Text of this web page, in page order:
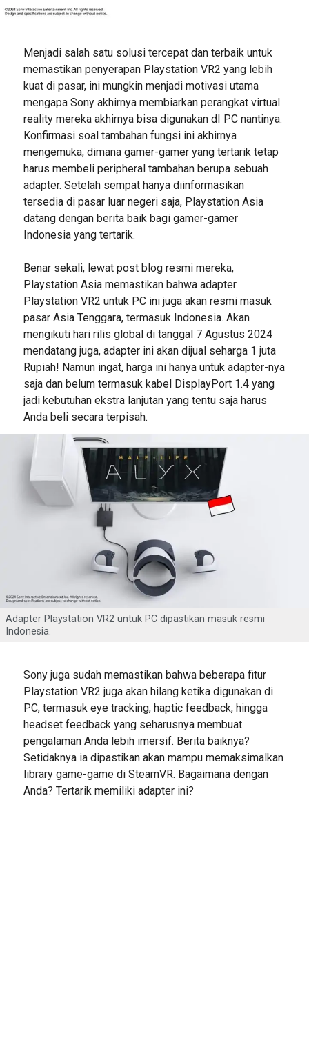
Menjadi salah satu solusi tercepat dan terbaik untuk
memastikan penyerapan Playstation VR2 yang lebih
kuat di pasar, ini mungkin menjadi motivasi utama
mengapa Sony akhirnya membiarkan perangkat virtual
reality mereka akhirnya bisa digunakan dI PC nantinya.
Konfirmasi soal tambahan fungsi ini akhirnya
mengemuka, dimana gamer-gamer yang tertarik tetap
harus membeli peripheral tambahan berupa sebuah
adapter. Setelah sempat hanya diinformasikan
tersedia di pasar luar negeri saja, Playstation Asia
datang dengan berita baik bagi gamer-gamer
Indonesia yang tertarik.
Benar sekali, lewat post blog resmi mereka,
Playstation Asia memastikan bahwa adapter
Playstation VR2 untuk PC ini juga akan resmi masuk
pasar Asia Tenggara, termasuk Indonesia. Akan
mengikuti hari rilis global di tanggal 7 Agustus 2024
mendatang juga, adapter ini akan dijual seharga 1 juta
Rupiah! Namun ingat, harga ini hanya untuk adapter-nya
saja dan belum termasuk kabel DisplayPort 1.4 yang
jadi kebutuhan ekstra lanjutan yang tentu saja harus
Anda beli secara terpisah.
Adapter Playstation VR2 untuk PC dipastikan masuk resmi
Indonesia.
Sony juga sudah memastikan bahwa beberapa fitur
Playstation VR2 juga akan hilang ketika digunakan di
PC, termasuk eye tracking, haptic feedback, hingga
headset feedback yang seharusnya membuat
pengalaman Anda lebih imersif. Berita baiknya?
Setidaknya ia dipastikan akan mampu memaksimalkan
library game-game di SteamVR. Bagaimana dengan
Anda? Tertarik memiliki adapter ini?